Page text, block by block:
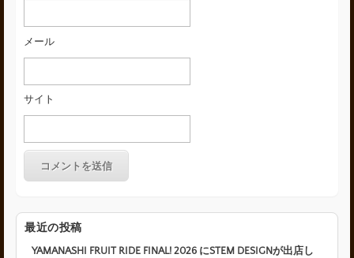
メール
サイト
最近の投稿
YAMANASHI FRUIT RIDE FINAL! 2026 にSTEM DESIGNが出店し